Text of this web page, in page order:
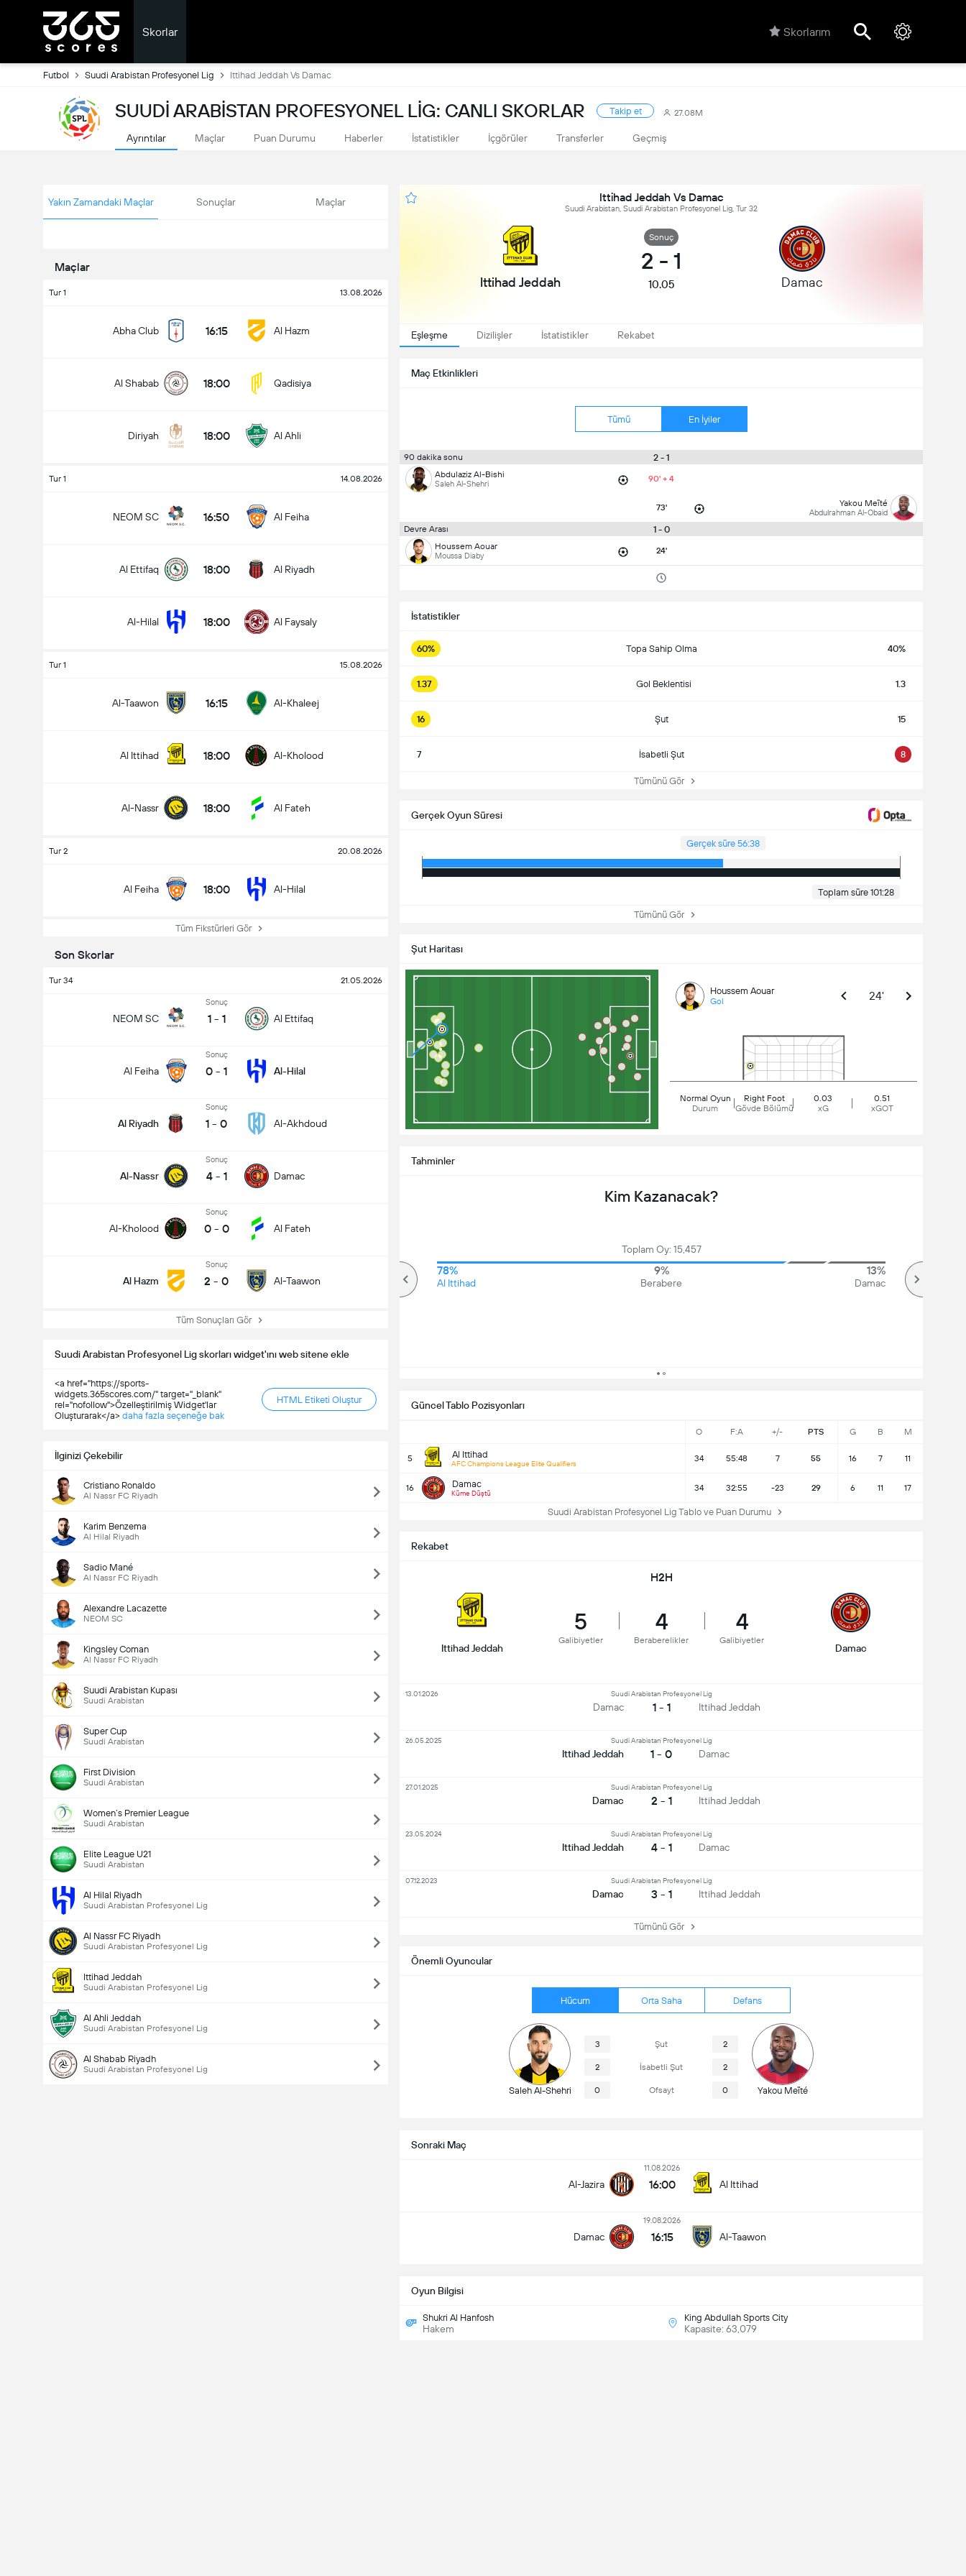
Skorlar Skorlarım
Futbol Suudi Arabistan Profesyonel Lig Ittihad Jeddah Vs Damac
SUUDI ARABISTAN PROFESYONEL LIG: CANLI SKORLAR Takip et 27.08M
Ayrıntılar Maçlar Puan Durumu Haberler İstatistikler İçgörüler Transferler Geçmiş
Yakın Zamandaki Maçlar Sonuçlar Maçlar
Maçlar
Tur 1 13.08.2026
Abha Club 16:15 Al Hazm
Al Shabab 18:00 Qadisiya
Diriyah 18:00 Al Ahli
Tur 1 14.08.2026
NEOM SC 16:50 Al Feiha
Al Ettifaq 18:00 Al Riyadh
Al-Hilal 18:00 Al Faysaly
Tur 1 15.08.2026
Al-Taawon 16:15 Al-Khaleej
Al Ittihad 18:00 Al-Kholood
Al-Nassr 18:00 Al Fateh
Tur 2 20.08.2026
Al Feiha 18:00 Al-Hilal
Tüm Fikstürleri Gör
Son Skorlar
Tur 34 21.05.2026
NEOM SC
Sonuç
1 - 1 Al Ettifaq
Al Feiha
Sonuç
0 - 1 Al-Hilal
Al Riyadh
Sonuç
1 - 0 Al-Akhdoud
Al-Nassr
Sonuç
4 - 1 Damac
Al-Kholood
Sonuç
0 - 0 Al Fateh
Al Hazm
Sonuç
2 - 0 Al-Taawon
Tüm Sonuçları Gör
Suudi Arabistan Profesyonel Lig skorları widget'ını web sitene ekle
<a href="https://sports-
widgets.365scores.com/" target="_blank"
rel="nofollow">Özelleştirilmiş Widget'lar
Oluşturarak</a> daha fazla seçeneğe bak
HTML Etiketi Oluştur
İlginizi Çekebilir
Cristiano Ronaldo
Al Nassr FC Riyadh
Karim Benzema
Al Hilal Riyadh
Sadio Mané
Al Nassr FC Riyadh
Alexandre Lacazette
NEOM SC
Kingsley Coman
Al Nassr FC Riyadh
Suudi Arabistan Kupası
Suudi Arabistan
Super Cup
Suudi Arabistan
First Division
Suudi Arabistan
Women’s Premier League
Suudi Arabistan
Elite League U21
Suudi Arabistan
Al Hilal Riyadh
Suudi Arabistan Profesyonel Lig
Al Nassr FC Riyadh
Suudi Arabistan Profesyonel Lig
Ittihad Jeddah
Suudi Arabistan Profesyonel Lig
Al Ahli Jeddah
Suudi Arabistan Profesyonel Lig
Al Shabab Riyadh
Suudi Arabistan Profesyonel Lig
Ittihad Jeddah Vs Damac
Suudi Arabistan, Suudi Arabistan Profesyonel Lig, Tur 32
Ittihad Jeddah
Sonuç
2 - 1
10.05 Damac
Eşleşme Dizilişler İstatistikler Rekabet
Maç Etkinlikleri
Tümü En İyiler
90 dakika sonu 2 - 1
Abdulaziz Al-Bishi
Saleh Al-Shehri 90' + 4
73' Yakou Meïté
Abdulrahman Al-Obaid
Devre Arası 1 - 0
Houssem Aouar
Moussa Diaby 24'
Sonraki Maç
Al-Jazira
11.08.2026
16:00 Al Ittihad
Damac
19.08.2026
16:15 Al-Taawon
Önemli Oyuncular
Hücum Orta Saha Defans
Saleh Al-Shehri
3 Şut 2
2 İsabetli Şut 2
0 Ofsayt 0 Yakou Meïté
İstatistikler
60% Topa Sahip Olma 40%
1.37 Gol Beklentisi 1.3
16 Şut 15
7 İsabetli Şut 8
Tümünü Gör
Gerçek Oyun Süresi
Gerçek süre 56:38
Toplam süre 101:28
Tümünü Gör
Şut Haritası
Houssem Aouar
Gol 24'
Normal Oyun
Durum
Right Foot
Gövde Bölümü
0.03
xG
0.51
xGOT
Oyun Bilgisi
Shukri Al Hanfosh
Hakem
King Abdullah Sports City
Kapasite: 63,079
Güncel Tablo Pozisyonları
O F:A +/- PTS G B M
5 Al Ittihad
AFC Champions League Elite Qualifiers
34 55:48 7 55 16 7 11
16 Damac
Küme Düştü
34 32:55 -23 29 6 11 17
Suudi Arabistan Profesyonel Lig Tablo ve Puan Durumu
Tahminler
Kim Kazanacak?
Toplam Oy: 15,457
78%
Al Ittihad
9%
Berabere
13%
Damac
Rekabet
H2H
Ittihad Jeddah
5
Galibiyetler
4
Beraberelikler
4
Galibiyetler
Damac
Damac
Suudi Arabistan Profesyonel Lig
1 - 1 Ittihad Jeddah
13.01.2026
Ittihad Jeddah
Suudi Arabistan Profesyonel Lig
1 - 0 Damac
26.05.2025
Damac
Suudi Arabistan Profesyonel Lig
2 - 1 Ittihad Jeddah
27.01.2025
Ittihad Jeddah
Suudi Arabistan Profesyonel Lig
4 - 1 Damac
23.05.2024
Damac
Suudi Arabistan Profesyonel Lig
3 - 1 Ittihad Jeddah
07.12.2023
Tümünü Gör